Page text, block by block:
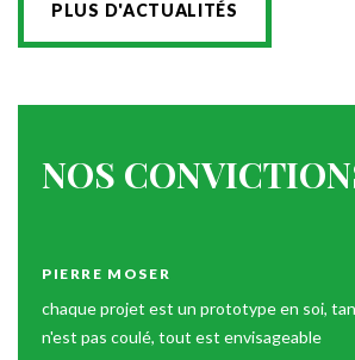
PLUS D'ACTUALITÉS
NOS
PIERRE MOSER
chaque projet est un prototype en soi,
n'est pas coulé, tout est envisageable